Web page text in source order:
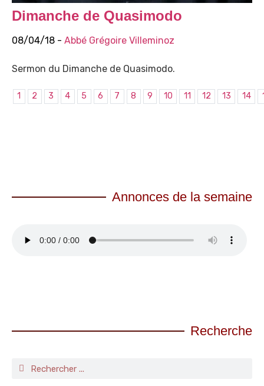
Dimanche de Quasimodo
08/04/18 - Abbé Grégoire Villeminoz
Sermon du Dimanche de Quasimodo.
1 2 3 4 5 6 7 8 9 10 11 12 13 14
Annonces de la semaine
Recherche